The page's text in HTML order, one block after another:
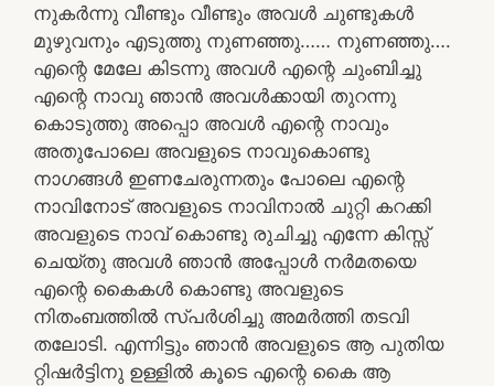
നുകർന്നു വീണ്ടും വീണ്ടും അവൾ ചുണ്ടുകൾ
മുഴുവനും എടുത്തു നുണഞ്ഞു…… നുണഞ്ഞു….
എന്റെ മേലേ കിടന്നു അവൾ എന്റെ ചുംബിച്ചു
എന്റെ നാവു ഞാൻ അവൾക്കായി തുറന്നു
കൊടുത്തു അപ്പൊ അവൾ എന്റെ നാവും
അതുപോലെ അവളുടെ നാവുകൊണ്ടു
നാഗങ്ങൾ ഇണചേരുന്നതും പോലെ എന്റെ
നാവിനോട് അവളുടെ നാവിനാൽ ചുറ്റി കറക്കി
അവളുടെ നാവ് കൊണ്ടു രുചിച്ചു എന്നേ കിസ്സ്
ചെയ്തു അവൾ ഞാൻ അപ്പോൾ നർമതയെ
എന്റെ കൈകൾ കൊണ്ടു അവളുടെ
നിതംബത്തിൽ സ്പർശിച്ചു അമർത്തി തടവി
തലോടി. എന്നിട്ടും ഞാൻ അവളുടെ ആ പുതിയ
റ്റിഷർട്ടിനു ഉള്ളിൽ കൂടെ എന്റെ കൈ ആ